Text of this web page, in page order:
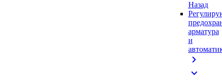
Назад
арматура
и
chevron_right
expand_more